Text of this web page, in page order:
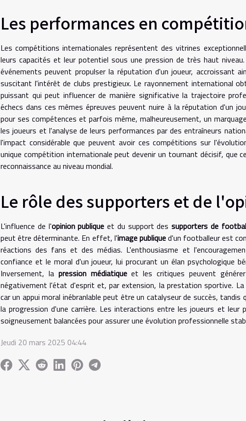
Les performances en
Les compétitions internationales représentent des vitrines
leurs capacités et leur potentiel sous une pression de très haut
événements peuvent propulser la réputation d'un joueur, accroissant
suscitant l'intérêt de clubs prestigieux. Le rayonnement international
puissant qui peut influencer de manière significative la trajectoire
échecs dans ces mêmes épreuves peuvent nuire à la réputation d'un
pour ses compétences et parfois même, malheureusement, un
les joueurs et l'analyse de leurs performances par des entraîneurs
l'impact considérable que peuvent avoir ces compétitions sur
unique compétition internationale peut devenir un tournant décisif, que
reconnaissance au niveau mondial.
Le rôle des supporters et de
L'influence de l'opinion publique et du support des supporters de
peut être déterminante. En effet, l'image publiqued'un footballeur est
réactions des fans et des médias. L'enthousiasme et
confiance et le moral d'un joueur, lui procurant un élan psychologique
Inversement, la pression médiatiqueet les critiques peuvent
négativement l'état d'esprit et, par extension, la prestation sportive.
car un appui moral inébranlable peut être un catalyseur de succès,
la progression d'une carrière. Les interactions entre les joueurs et
soigneusement balancées pour assurer une évolution professionnelle
Jeudi 20 mars 2025 04:44